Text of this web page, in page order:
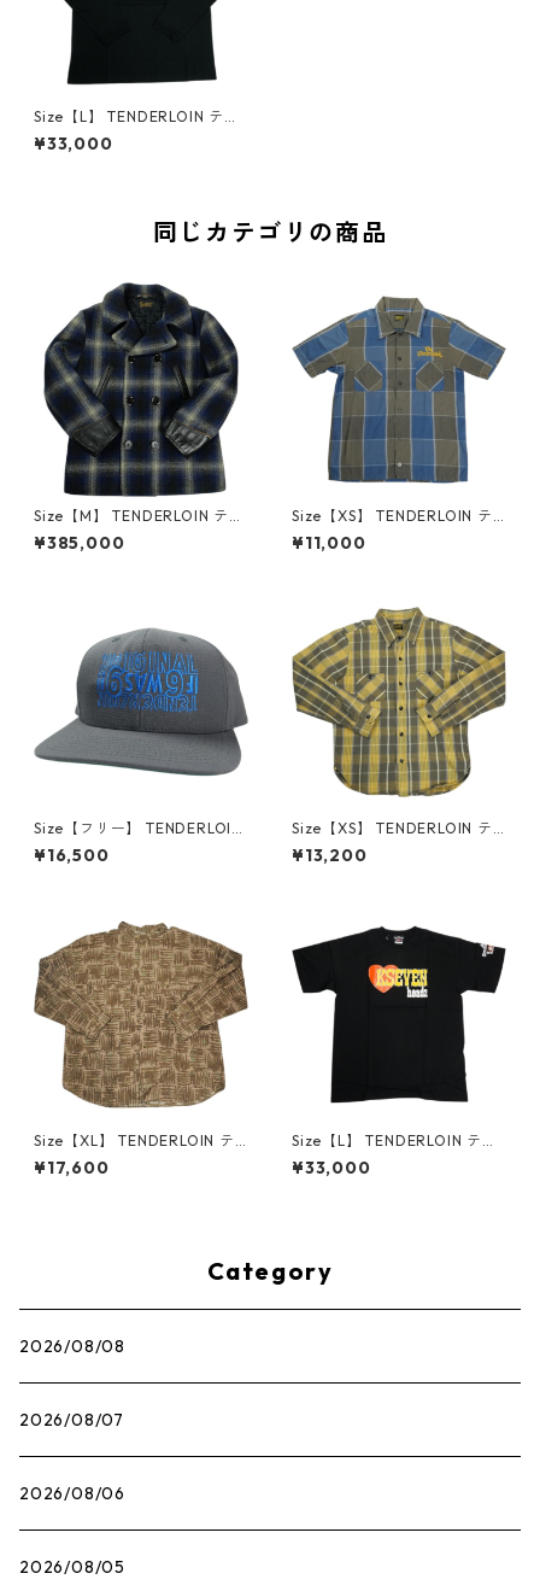
Size【L】 TENDERLOIN テン
ダーロイン HEADBANGERS K
7 LONG TEE BLACK ロンT 黒
¥33,000
同じカテゴリの商品
Size【M】 TENDERLOIN テン
ダーロイン 09AW T-PEA COA
T T-RAILCOAT Pコート ジャ
¥385,000
Size【XS】 TENDERLOIN テ
ンダーロイン T-POLY SHT S/S
BLUE/GRAY 半袖シャツ 青
¥11,000
Size【フリー】 TENDERLOIN
テンダーロイン 直営店限定CA
P 69 CHARCOAL/BLUE キャ
¥16,500
Size【XS】 TENDERLOIN テ
ンダーロイン T-HEAVY FLAN
NEL SHT 長袖シャツ 黄 【中古
¥13,200
Size【XL】 TENDERLOIN テ
ンダーロイン STAND SHT PRI
NT AS L/S 長袖シャツ カーキ
¥17,600
Size【L】 TENDERLOIN テン
ダーロイン K7HEADZ TEE SHI
RTS BLACK Tシャツ 黒 【新古
¥33,000
Category
2026/08/08
2026/08/07
2026/08/06
2026/08/05